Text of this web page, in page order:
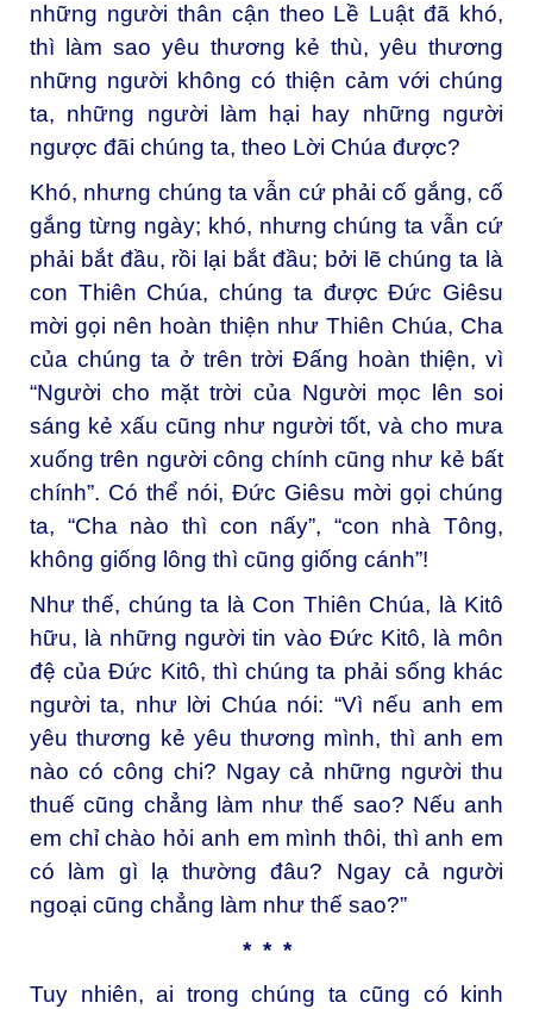
những người thân cận theo Lề Luật đã khó,
thì làm sao yêu thương kẻ thù, yêu thương
những người không có thiện cảm với chúng
ta, những người làm hại hay những người
ngược đãi chúng ta, theo Lời Chúa được?
Khó, nhưng chúng ta vẫn cứ phải cố gắng, cố
gắng từng ngày; khó, nhưng chúng ta vẫn cứ
phải bắt đầu, rồi lại bắt đầu; bởi lẽ chúng ta là
con Thiên Chúa, chúng ta được Đức Giêsu
mời gọi nên hoàn thiện như Thiên Chúa, Cha
của chúng ta ở trên trời Đấng hoàn thiện, vì
“Người cho mặt trời của Người mọc lên soi
sáng kẻ xấu cũng như người tốt, và cho mưa
xuống trên người công chính cũng như kẻ bất
chính”. Có thể nói, Đức Giêsu mời gọi chúng
ta, “Cha nào thì con nấy”, “con nhà Tông,
không giống lông thì cũng giống cánh”!
Như thế, chúng ta là Con Thiên Chúa, là Kitô
hữu, là những người tin vào Đức Kitô, là môn
đệ của Đức Kitô, thì chúng ta phải sống khác
người ta, như lời Chúa nói: “Vì nếu anh em
yêu thương kẻ yêu thương mình, thì anh em
nào có công chi? Ngay cả những người thu
thuế cũng chẳng làm như thế sao? Nếu anh
em chỉ chào hỏi anh em mình thôi, thì anh em
có làm gì lạ thường đâu? Ngay cả người
ngoại cũng chẳng làm như thế sao?”
* * *
Tuy nhiên, ai trong chúng ta cũng có kinh